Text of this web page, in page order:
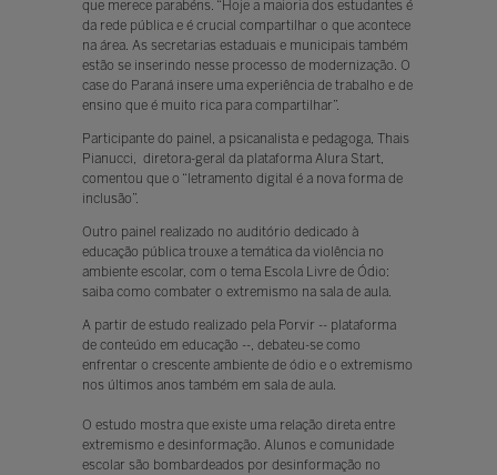
que merece parabéns. “Hoje a maioria dos estudantes é
da rede pública e é crucial compartilhar o que acontece
na área. As secretarias estaduais e municipais também
estão se inserindo nesse processo de modernização. O
case do Paraná insere uma experiência de trabalho e de
ensino que é muito rica para compartilhar”.
Participante do painel, a psicanalista e pedagoga, Thais
Pianucci, diretora-geral da plataforma Alura Start,
comentou que o “letramento digital é a nova forma de
inclusão”.
Outro painel realizado no auditório dedicado à
educação pública trouxe a temática da violência no
ambiente escolar, com o tema Escola Livre de Ódio:
saiba como combater o extremismo na sala de aula.
A partir de estudo realizado pela Porvir -- plataforma
de conteúdo em educação --, debateu-se como
enfrentar o crescente ambiente de ódio e o extremismo
nos últimos anos também em sala de aula.
O estudo mostra que existe uma relação direta entre
extremismo e desinformação. Alunos e comunidade
escolar são bombardeados por desinformação no